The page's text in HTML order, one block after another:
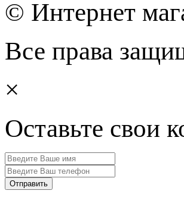
© Интернет
Все права
×
Оставьте свои
Отправить